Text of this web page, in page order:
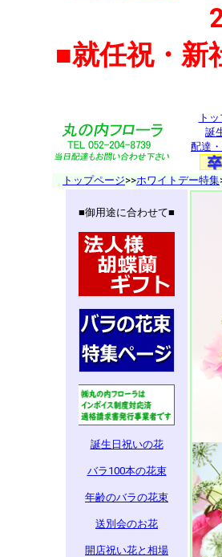
■就任祝・新
ト
誕
配達
トップページ>>ホワイトデー特集
■御用途に合わせて■
誕生日祝いの花
バラ100本の花束
年齢のバラの花束
送別会のお花
開店祝い花と相場